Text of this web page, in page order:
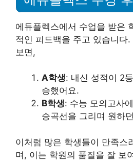
에듀플렉스에서 수업을 받은
적인 피드백을 주고 있습니다
보면,
A학생: 내신 성적이 2
승했어요.
B학생: 수능 모의고사
승곡선을 그리며 원하
이처럼 많은 학생들이 만족스
며, 이는 학원의 품질을 잘 보